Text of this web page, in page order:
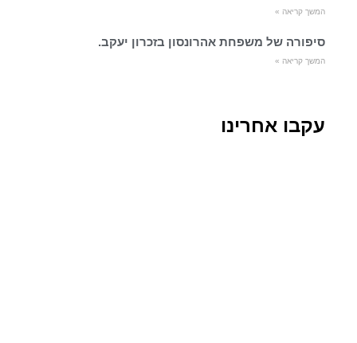
המשך קריאה »
סיפורה של משפחת אהרונסון בזכרון יעקב.
המשך קריאה »
עקבו אחרינו